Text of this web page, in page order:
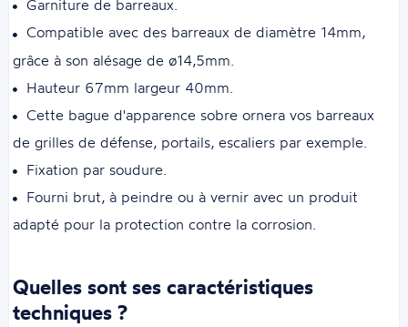
Garniture de barreaux.
Compatible avec des barreaux de diamètre 14mm,
grâce à son alésage de ø14,5mm.
Hauteur 67mm largeur 40mm.
Cette bague d'apparence sobre ornera vos barreaux
de grilles de défense, portails, escaliers par exemple.
Fixation par soudure.
Fourni brut, à peindre ou à vernir avec un produit
adapté pour la protection contre la corrosion.
Quelles sont ses caractéristiques
techniques ?